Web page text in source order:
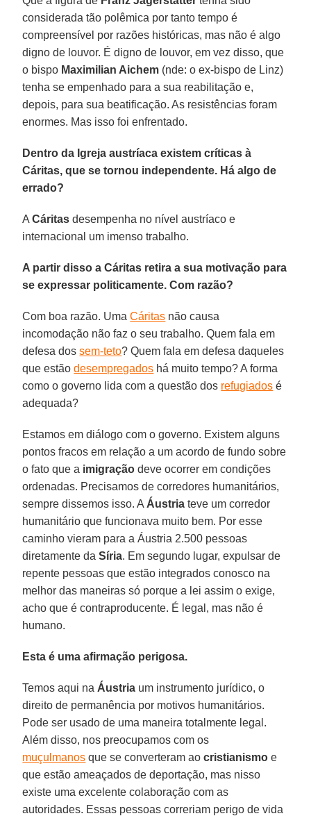
considerada tão polêmica por tanto tempo é
compreensível por razões históricas, mas não é algo
digno de louvor. É digno de louvor, em vez disso, que
o bispo Maximilian Aichem (nde: o ex-bispo de Linz)
tenha se empenhado para a sua reabilitação e,
depois, para sua beatificação. As resistências foram
enormes. Mas isso foi enfrentado.
Dentro da Igreja austríaca existem críticas à
Cáritas, que se tornou independente. Há algo de
errado?
ACáritas desempenha no nível austríaco e
internacional um imenso trabalho.
A partir disso a Cáritas retira a sua motivação para
se expressar politicamente. Com razão?
Com boa razão. UmaCáritas não causa
incomodação não faz o seu trabalho. Quem fala em
defesa dossem-teto? Quem fala em defesa daqueles
que estãodesempregados há muito tempo? A forma
como o governo lida com a questão dos refugiados é
adequada?
Estamos em diálogo com o governo. Existem alguns
pontos fracos em relação a um acordo de fundo sobre
o fato que a imigração deve ocorrer em condições
ordenadas. Precisamos de corredores humanitários,
sempre dissemos isso. A Áustria teve um corredor
humanitário que funcionava muito bem. Por esse
caminho vieram para a Áustria 2.500 pessoas
diretamente daSíria. Em segundo lugar, expulsar de
repente pessoas que estão integrados conosco na
melhor das maneiras só porque a lei assim o exige,
acho que é contraproducente. É legal, mas não é
humano.
Esta é uma afirmação perigosa.
Temos aqui na Áustria um instrumento jurídico, o
direito de permanência por motivos humanitários.
Pode ser usado de uma maneira totalmente legal.
Além disso, nos preocupamos com os
muçulmanos que se converteram aocristianismo e
que estão ameaçados de deportação, mas nisso
existe uma excelente colaboração com as
autoridades. Essas pessoas correriam perigo de vida